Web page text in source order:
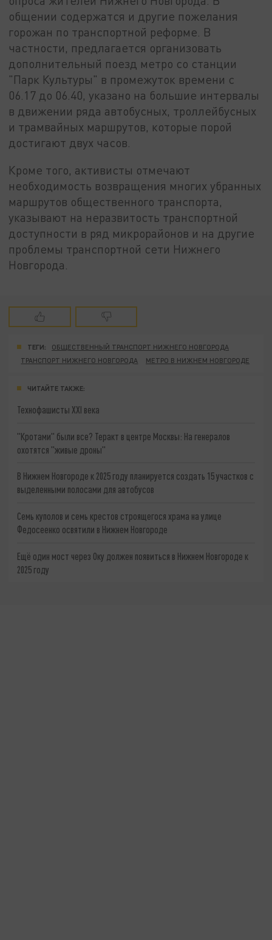
общении содержатся и другие пожелания
горожан по транспортной реформе. В
частности, предлагается организовать
дополнительный поезд метро со станции
"Парк Культуры" в промежуток времени с
06.17 до 06.40, указано на большие интервалы
в движении ряда автобусных, троллейбусных
и трамвайных маршрутов, которые порой
достигают двух часов.
Кроме того, активисты отмечают
необходимость возвращения многих убранных
маршрутов общественного транспорта,
указывают на неразвитость транспортной
доступности в ряд микрорайонов и на другие
проблемы транспортной сети Нижнего
Новгорода.
ТЕГИ:
ОБЩЕСТВЕННЫЙ ТРАНСПОРТ НИЖНЕГО НОВГОРОДА
ТРАНСПОРТ НИЖНЕГО НОВГОРОДА
МЕТРО В НИЖНЕМ НОВГОРОДЕ
ЧИТАЙТЕ ТАКЖЕ:
Технофашисты XXI века
"Кротами" были все? Теракт в центре Москвы: На генералов
охотятся "живые дроны"
В Нижнем Новгороде к 2025 году планируется создать 15 участков с
выделенными полосами для автобусов
Семь куполов и семь крестов строящегося храма на улице
Федосеенко освятили в Нижнем Новгороде
Ещё один мост через Оку должен появиться в Нижнем Новгороде к
2025 году